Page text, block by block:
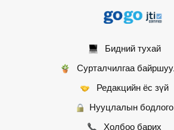
Бидний тухай
Сурталчилгаа
Редакцийн ёс зүй
Нууцлалын бодлого
Холбоо барих